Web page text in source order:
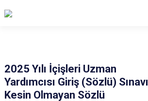
2025 Yılı İçişleri Uzman
Yardımcısı Giriş (Sözlü) Sınavı
Kesin Olmayan Sözlü